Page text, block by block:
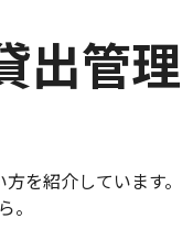
出管理
を紹介しています。
。